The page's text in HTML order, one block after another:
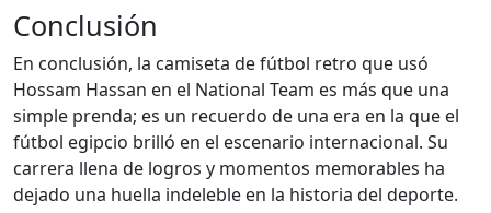
Conclusión
En conclusión, la camiseta de fútbol retro que usó
Hossam Hassan en el National Team es más que una
simple prenda; es un recuerdo de una era en la que el
fútbol egipcio brilló en el escenario internacional. Su
carrera llena de logros y momentos memorables ha
dejado una huella indeleble en la historia del deporte.